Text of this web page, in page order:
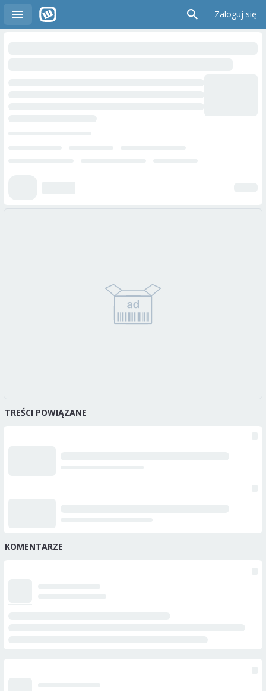
Zaloguj się
TREŚCI POWIĄZANE
KOMENTARZE